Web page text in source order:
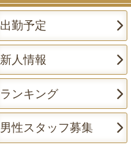
出勤予定
新人情報
ランキング
男性スタッフ募集